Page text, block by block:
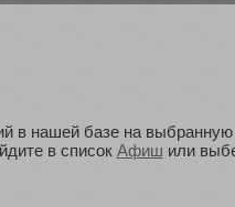
в нашей базе на
в список Афиш или